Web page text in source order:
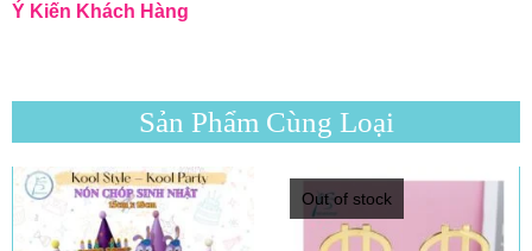
Ý Kiến Khách Hàng
Sản Phẩm Cùng Loại
Out of stock